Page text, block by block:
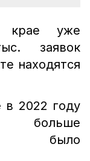
уже
заявок
находятся
в 2022 году
было